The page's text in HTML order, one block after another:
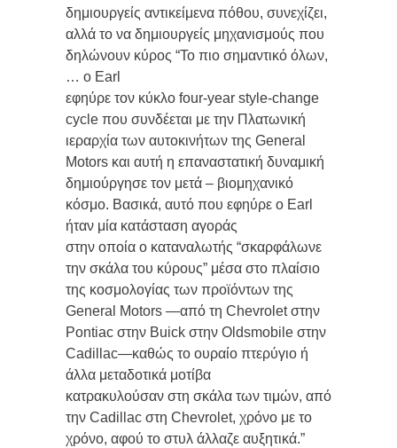
δημιουργείς αντικείμενα πόθου, συνεχίζει,
αλλά το να δημιουργείς μηχανισμούς που
δηλώνουν κύρος “Το πιο σημαντικό όλων,
… ο Earl
εφηύρε τον κύκλο four-year style-change
cycle που συνδέεται με την Πλατωνική
ιεραρχία των αυτοκινήτων της General
Motors και αυτή η επαναστατική δυναμική
δημιούργησε τον μετά – βιομηχανικό
κόσμο. Βασικά, αυτό που εφηύρε ο Earl
ήταν μία κατάσταση αγοράς
στην οποία ο καταναλωτής “σκαρφάλωνε
την σκάλα του κύρους” μέσα στο πλαίσιο
της κοσμολογίας των προϊόντων της
General Motors —από τη Chevrolet στην
Pontiac στην Buick στην Oldsmobile στην
Cadillac—καθώς το ουραίο πτερύγιο ή
άλλα μεταδοτικά μοτίβα
κατρακυλούσαν στη σκάλα των τιμών, από
την Cadillac στη Chevrolet, χρόνο με το
χρόνο, αφού το στυλ άλλαζε αυξητικά.”